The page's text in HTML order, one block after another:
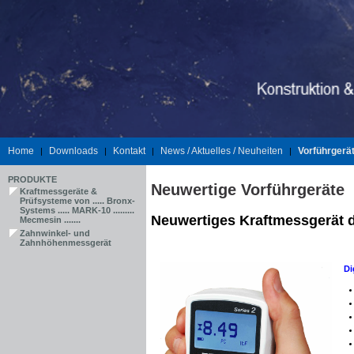
Home | Downloads | Kontakt | News / Aktuelles / Neuheiten |
PRODUKTE
Kraftmessgeräte &
Prüfsysteme von ..... Bronx-
Systems ..... MARK-10 .........
Mecmesin .......
Zahnwinkel- und
Zahnhöhenmessgerät
Neuwertige Vorführgeräte
Neuwertiges Kraftmessgerät